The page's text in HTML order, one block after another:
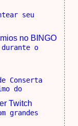
seu
no BINGO
o
Conserta
do
Twitch
grandes